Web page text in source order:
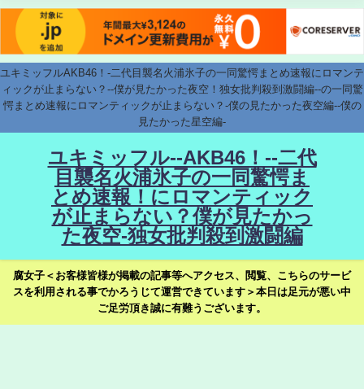
ユキミッフルAKB46！-二代目襲名火浦氷子の一同驚愕まとめ速報にロマンテ
ィックが止まらない？--僕が見たかった夜空！独女批判殺到激闘編--の一同驚
愕まとめ速報にロマンティックが止まらない？-僕の見たかった夜空編--僕の
見たかった星空編-
ユキミッフル--AKB46！--二代
目襲名火浦氷子の一同驚愕ま
とめ速報！にロマンティック
が止まらない？僕が見たかっ
た夜空-独女批判殺到激闘編
腐女子＜お客様皆様が掲載の記事等へアクセス、閲覧、こちらのサービ
スを利用される事でかろうじて運営できています＞本日は足元が悪い中
ご足労頂き誠に有難うございます。